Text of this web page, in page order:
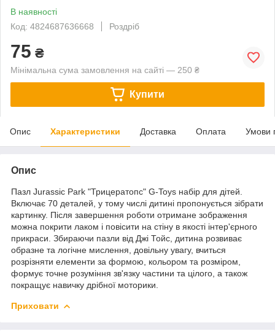
В наявності
Код: 4824687636668
Роздріб
75 ₴
Мінімальна сума замовлення на сайті — 250 ₴
Купити
Опис Характеристики Доставка Оплата Умови
Опис
Пазл Jurassic Park "Трицератопс" G-Toys набір для дітей.
Включає 70 деталей, у тому числі дитині пропонується зібрати
картинку. Після завершення роботи отримане зображення
можна покрити лаком і повісити на стіну в якості інтер'єрного
прикраси. Збираючи пазли від Джі Тойс, дитина розвиває
образне та логічне мислення, довільну увагу, вчиться
розрізняти елементи за формою, кольором та розміром,
формує точне розуміння зв'язку частини та цілого, а також
покращує навичку дрібної моторики.
Приховати